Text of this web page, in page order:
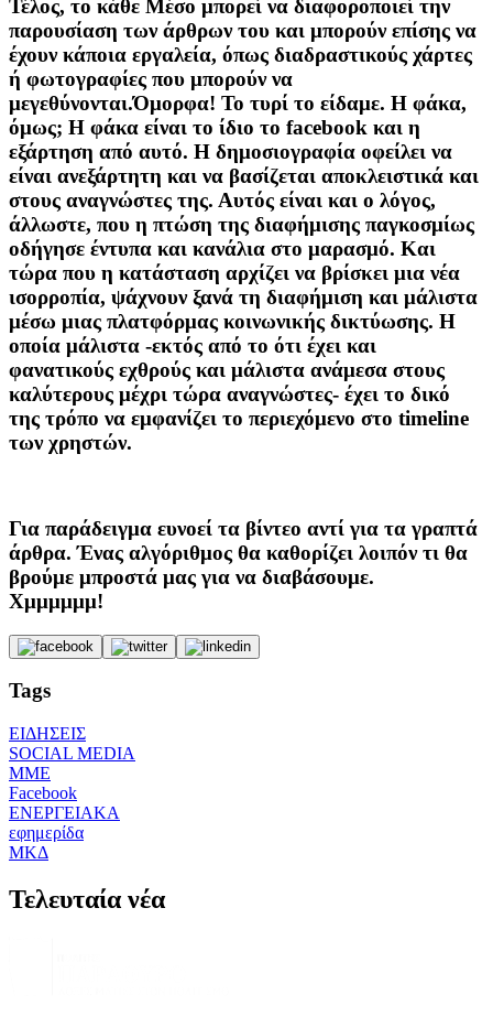
Τέλος, το κάθε Μέσο μπορεί να διαφοροποιεί την
παρουσίαση των άρθρων του και μπορούν επίσης να
έχουν κάποια εργαλεία, όπως διαδραστικούς χάρτες
ή φωτογραφίες που μπορούν να
μεγεθύνονται.Όμορφα! Το τυρί το είδαμε. Η φάκα,
όμως; Η φάκα είναι το ίδιο το facebook και η
εξάρτηση από αυτό. Η δημοσιογραφία οφείλει να
είναι ανεξάρτητη και να βασίζεται αποκλειστικά και
στους αναγνώστες της. Αυτός είναι και ο λόγος,
άλλωστε, που η πτώση της διαφήμισης παγκοσμίως
οδήγησε έντυπα και κανάλια στο μαρασμό. Και
τώρα που η κατάσταση αρχίζει να βρίσκει μια νέα
ισορροπία, ψάχνουν ξανά τη διαφήμιση και μάλιστα
μέσω μιας πλατφόρμας κοινωνικής δικτύωσης. Η
οποία μάλιστα -εκτός από το ότι έχει και
φανατικούς εχθρούς και μάλιστα ανάμεσα στους
καλύτερους μέχρι τώρα αναγνώστες- έχει το δικό
της τρόπο να εμφανίζει το περιεχόμενο στο timeline
των χρηστών.
Για παράδειγμα ευνοεί τα βίντεο αντί για τα γραπτά
άρθρα. Ένας αλγόριθμος θα καθορίζει λοιπόν τι θα
βρούμε μπροστά μας για να διαβάσουμε.
Χμμμμμμ!
Tags
ΕΙΔΗΣΕΙΣ
SOCIAL MEDIA
ΜΜΕ
Facebook
ΕΝΕΡΓΕΙΑΚΑ
εφημερίδα
ΜΚΔ
Τελευταία νέα